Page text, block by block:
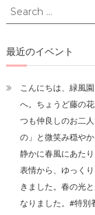
Search
for:
最近のイベント
こんにちは、緑風
へ。ちょうど藤の
つも仲良しのお二
の」と微笑み穏や
静かに春風にあた
表情から、ゆっく
きました。春の光
なりました。#特別